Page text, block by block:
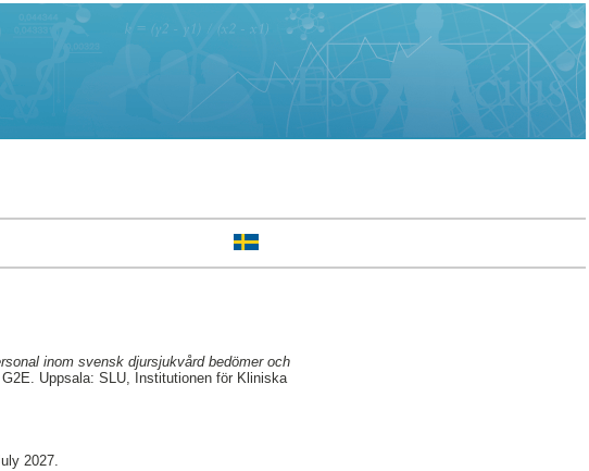
inom svensk djursjukvård bedömer och
Uppsala: SLU, Institutionen för Kliniska
2027.